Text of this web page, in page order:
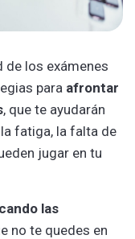
de los exámenes
para afrontar
, que te ayudarán
fatiga, la falta de
jugar en tu
las
no te quedes en